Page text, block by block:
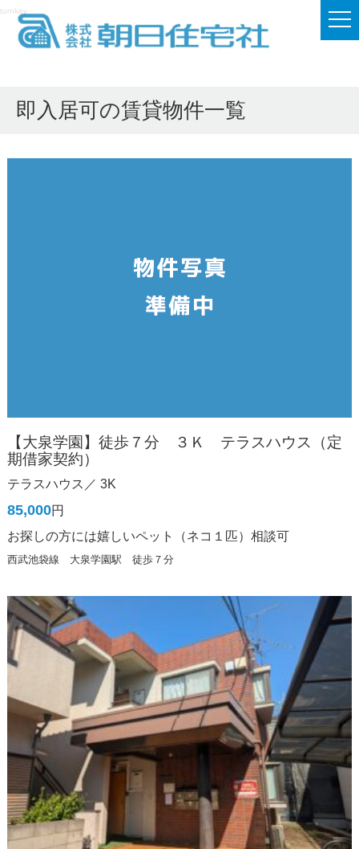
メ
turnkey
即入居可の賃貸物件一覧
【大泉学園】徒歩７分 ３Ｋ テラスハウス（定
期借家契約）
テラスハウス／ 3K
85,000円
お探しの方には嬉しいペット（ネコ１匹）相談可
西武池袋線 大泉学園駅 徒歩７分